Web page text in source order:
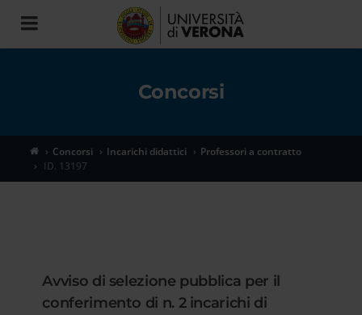
Toggle
navigation
Concorsi
Concorsi Incarichi didattici
Professori a contratto
ID. 13197
Avviso di selezione pubblica per il
conferimento di n. 2 incarichi di